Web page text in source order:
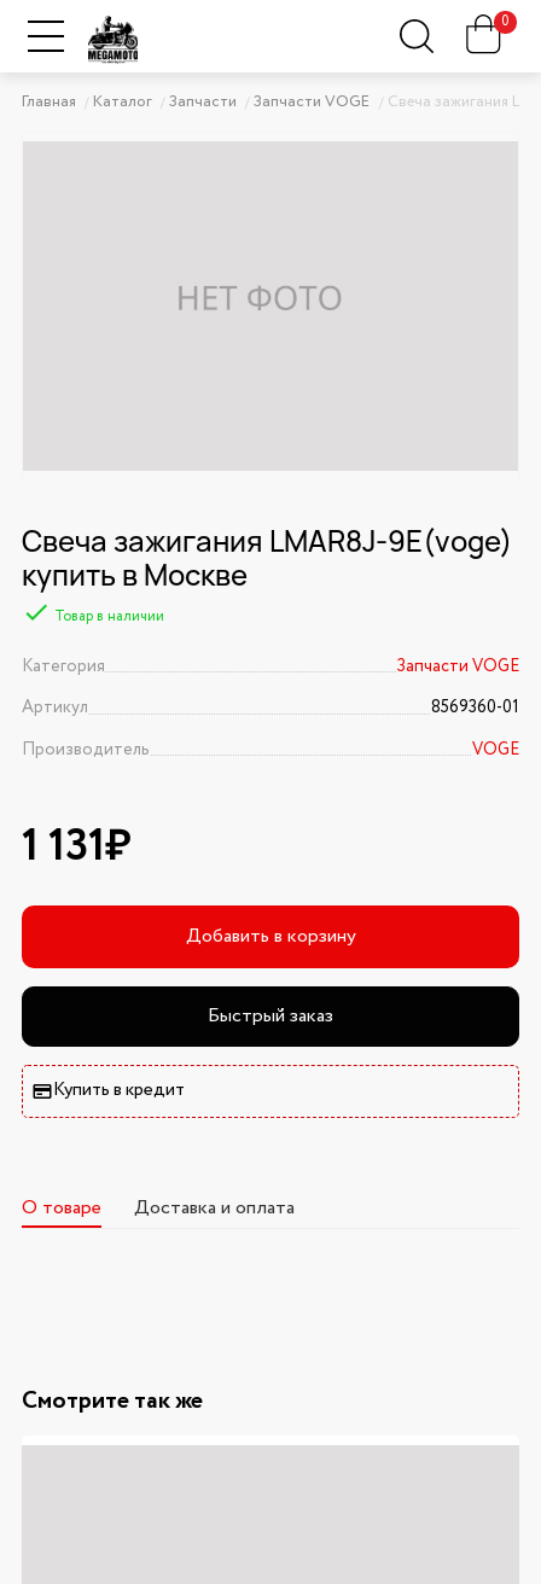
0
Главная Каталог Запчасти Запчасти VOGE Свеча зажигания
Свеча зажигания LMAR8J-9E(voge)
купить в Москве
Товар в наличии
Категория
Запчасти VOGE
Артикул
8569360-01
Производитель
VOGE
1 131₽
Добавить в корзину
Быстрый заказ
Купить в кредит
О товаре Доставка и оплата
Смотрите так же